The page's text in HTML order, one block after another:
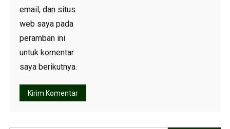
email, dan situs
web saya pada
peramban ini
untuk komentar
saya berikutnya.